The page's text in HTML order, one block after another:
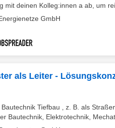
mit deinen Kolleg:innen a ab, um
GmbH
als Leiter -
Bautechnik Tiefbau , z. B. als
Bautechnik, Elektrotechnik,